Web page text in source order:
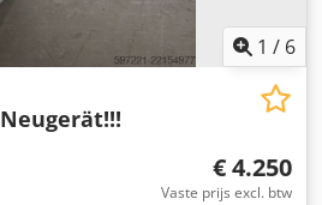
1 / 6
€ 4.250
Vaste prijs excl. btw